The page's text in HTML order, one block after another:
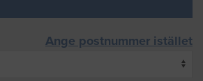
Ange postnummer istället